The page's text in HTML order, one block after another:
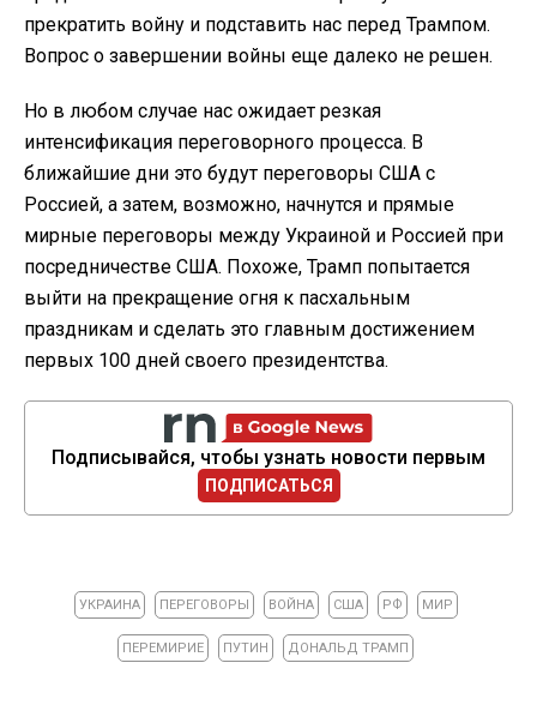
прекратить войну и подставить нас перед Трампом.
Вопрос о завершении войны еще далеко не решен.
Но в любом случае нас ожидает резкая
интенсификация переговорного процесса. В
ближайшие дни это будут переговоры США с
Россией, а затем, возможно, начнутся и прямые
мирные переговоры между Украиной и Россией при
посредничестве США. Похоже, Трамп попытается
выйти на прекращение огня к пасхальным
праздникам и сделать это главным достижением
первых 100 дней своего президентства.
Подписывайся, чтобы узнать новости первым
ПОДПИСАТЬСЯ
УКРАИНА ПЕРЕГОВОРЫ ВОЙНА США РФ МИР
ПЕРЕМИРИЕ ПУТИН ДОНАЛЬД ТРАМП